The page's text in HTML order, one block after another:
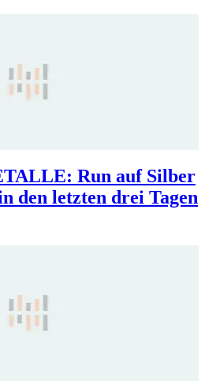
Run auf Silber
den letzten drei Tagen